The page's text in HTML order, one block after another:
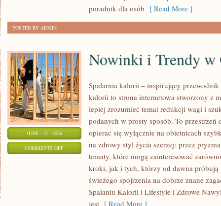
poradnik dla osób [ Read More ]
POSTED BY ADMIN
JUNE - 17 - 2026
COMMENTS OFFON
Nowinki i Trendy w
Spalarnia kalorii – inspirujący
kalorii to strona internetowa stworzony z
lepiej zrozumieć temat redukcji wagi i
podanych w prosty sposób. To
opierać się wyłącznie na obietnicach
na zdrowy styl życia szerzej: przez
tematy, które mogą zainteresować
kroki, jak i tych, którzy od dawna
świeżego spojrzenia na dobrze znane
Spalaniu Kalorii i Lifestyle i Zdrowe
jest [ Read More ]